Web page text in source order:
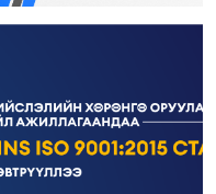
дүүрэг, 21 дүгээр
төсөл, арга хэмжээ-2